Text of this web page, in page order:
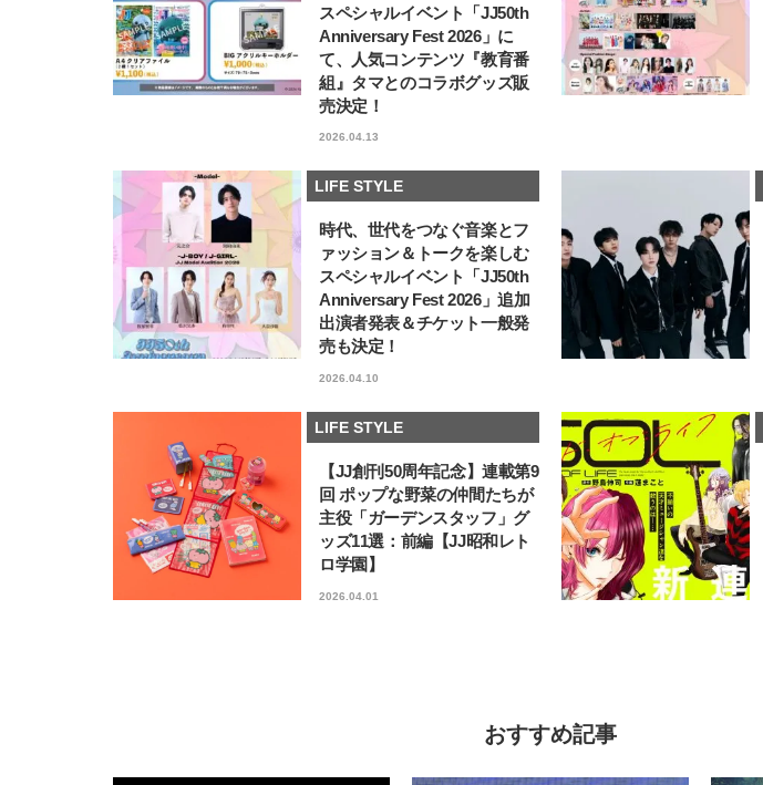
スペシャルイベント「JJ50th
Anniversary Fest 2026」に
て、人気コンテンツ『教育番
組』タマとのコラボグッズ販
売決定！
2026.04.13
LIFE STYLE
時代、世代をつなぐ音楽とフ
ァッション＆トークを楽しむ
スペシャルイベント「JJ50th
Anniversary Fest 2026」追加
出演者発表＆チケット一般発
売も決定！
2026.04.10
LIFE STYLE
【JJ創刊50周年記念】連載第9
回 ポップな野菜の仲間たちが
主役「ガーデンスタッフ」グ
ッズ11選：前編【JJ昭和レト
ロ学園】
2026.04.01
おすすめ記事